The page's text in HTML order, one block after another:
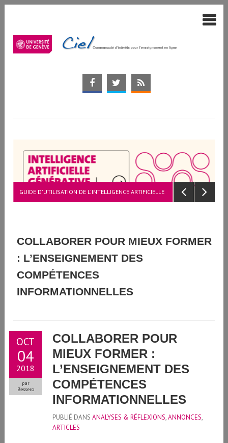
GUIDE D'UTILISATION DE L'INTELLIGENCE ARTIFICIELLE
COLLABORER POUR MIEUX FORMER
: L’ENSEIGNEMENT DES
COMPÉTENCES
INFORMATIONNELLES
OCT
04
2018
par
Bessero
COLLABORER POUR
MIEUX FORMER :
L’ENSEIGNEMENT DES
COMPÉTENCES
INFORMATIONNELLES
PUBLIÉ DANS ANALYSES & RÉFLEXIONS,ANNONCES,
ARTICLES